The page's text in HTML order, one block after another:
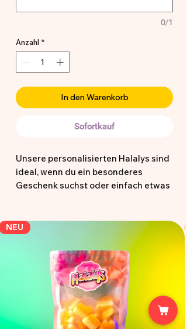
0/1
Anzahl *
In den Warenkorb
Sofortkauf
Unsere personalisierten Halalys sind
ideal, wenn du ein besonderes
Geschenk suchst oder einfach etwas
Inspiration und können direkt so
bestellt oder als Grundlage für deine
eigene Idee genutzt werden.
Hochwertig, halal zertifiziert und mit
Liebe gestaltet perfekt für kleine und
große Momente 🍭✨
NEU